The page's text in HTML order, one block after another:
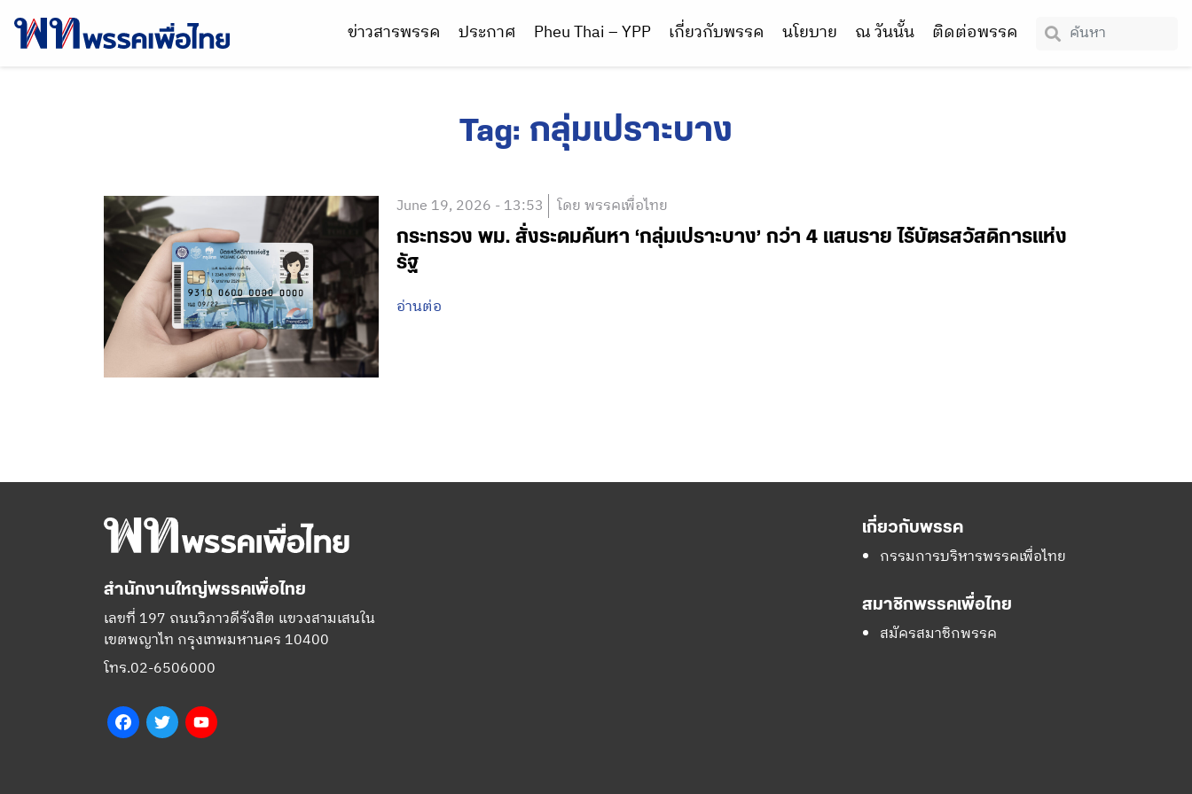
ข่าวสารพรรค ประกาศ Pheu Thai – YPP เกี่ยวกับพรรค นโยบาย ณ วันนั้น ติดต่อพรรค
Tag: กลุ่มเปราะบาง
June 19, 2026 - 13:53 โดย พรรคเพื่อไทย
กระทรวง พม. สั่งระดมค้นหา ‘กลุ่มเปราะบาง’ กว่า 4 แสนราย ไร้บัตรสวัสดิการแห่ง
รัฐ
อ่านต่อ
สำนักงานใหญ่พรรคเพื่อไทย
เลขที่ 197 ถนนวิภาวดีรังสิต แขวงสามเสนใน
เขตพญาไท กรุงเทพมหานคร 10400
โทร.02-6506000
FacebookTwitter
เกี่ยวกับพรรค
กรรมการบริหารพรรคเพื่อไทย
สมาชิกพรรคเพื่อไทย
สมัครสมาชิกพรรค